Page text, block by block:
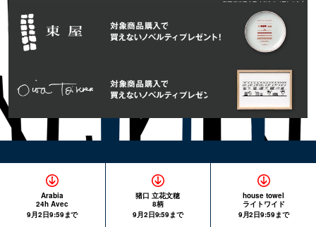
Arabia
24h Avec
9月2日9:59まで
猪口 立花文穂
8柄
9月2日9:59まで
house towel
ライトワイド
9月2日9:59まで